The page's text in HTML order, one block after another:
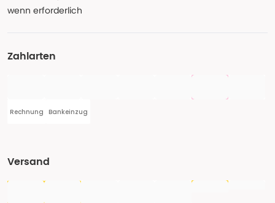
wenn erforderlich
Zahlarten
Rechnung Bankeinzug
Versand